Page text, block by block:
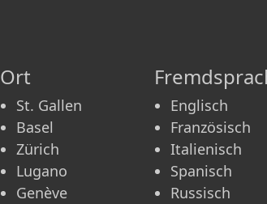
Ort
St. Gallen
Basel
Zürich
Lugano
Genève
Englisch
Französisch
Italienisch
Spanisch
Russisch